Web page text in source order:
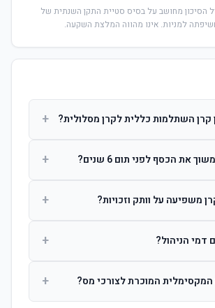
הסיכון מחושב על בסיס סטיית התקן השנתית של
למניות. אינו מהווה המלצת השקעה.
קרן השתלמות כללית לקרן מסלולית? +
עוקבת אחרי מדד ספציפי ומאפשרת
את הכסף לפני תום 6 שנים? +
הרווחים. לאחר 6 שנים ניתן למשוך פטור ממס עד לתקרה
משפיעה על וותק וזכויות? +
להיספר מיום ההפקדה הראשונה.
דמי הניהול? +
בעת הצטרפות.המוכרת לצורכי מס? +